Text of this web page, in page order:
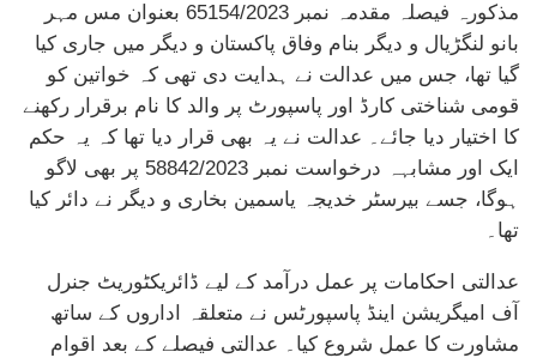
مذکورہ فیصلہ مقدمہ نمبر 65154/2023 بعنوان مس مہر
بانو لنگڑیال و دیگر بنام وفاق پاکستان و دیگر میں جاری کیا
گیا تھا، جس میں عدالت نے ہدایت دی تھی کہ خواتین کو
قومی شناختی کارڈ اور پاسپورٹ پر والد کا نام برقرار رکھنے
کا اختیار دیا جائے۔ عدالت نے یہ بھی قرار دیا تھا کہ یہ حکم
ایک اور مشابہہ درخواست نمبر 58842/2023 پر بھی لاگو
ہوگا، جسے بیرسٹر خدیجہ یاسمین بخاری و دیگر نے دائر کیا
تھا۔
عدالتی احکامات پر عمل درآمد کے لیے ڈائریکٹوریٹ جنرل
آف امیگریشن اینڈ پاسپورٹس نے متعلقہ اداروں کے ساتھ
مشاورت کا عمل شروع کیا۔ عدالتی فیصلے کے بعد اقوام